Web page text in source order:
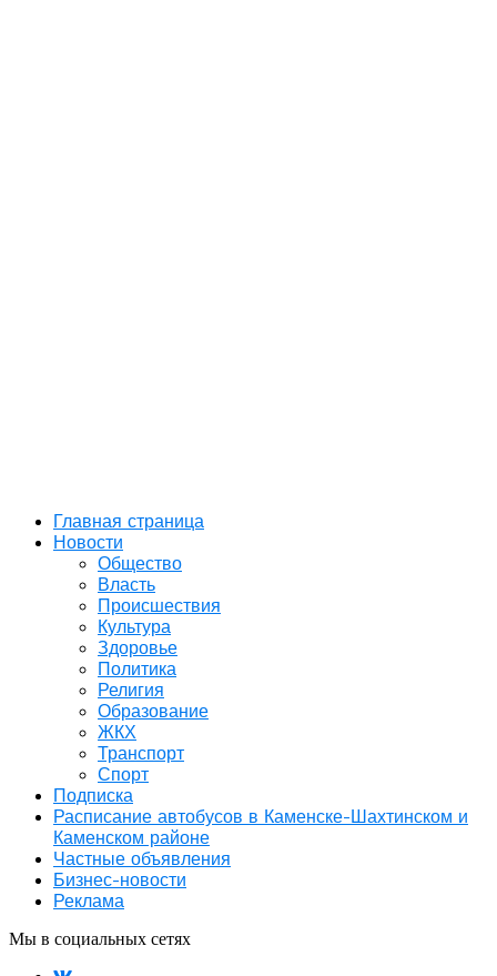
Главная страница
Новости
Общество
Власть
Происшествия
Культура
Здоровье
Политика
Религия
Образование
ЖКХ
Транспорт
Спорт
Подписка
Расписание автобусов в Каменске-Шахтинском и
Каменском районе
Частные объявления
Бизнес-новости
Реклама
Мы в социальных сетях